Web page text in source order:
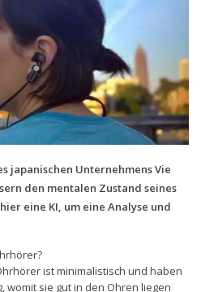
japanischen Unternehmens Vie
den mentalen Zustand seines
eine KI, um eine Analyse und
ist minimalistisch und haben
womit sie gut in den Ohren liegen